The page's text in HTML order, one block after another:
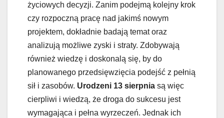
życiowych decyzji. Zanim podejmą kolejny krok
czy rozpoczną pracę nad jakimś nowym
projektem, dokładnie badają temat oraz
analizują możliwe zyski i straty. Zdobywają
również wiedzę i doskonalą się, by do
planowanego przedsięwzięcia podejść z pełnią
sił i zasobów. Urodzeni 13 sierpnia są więc
cierpliwi i wiedzą, że droga do sukcesu jest
wymagająca i pełna wyrzeczeń. Jednak ich